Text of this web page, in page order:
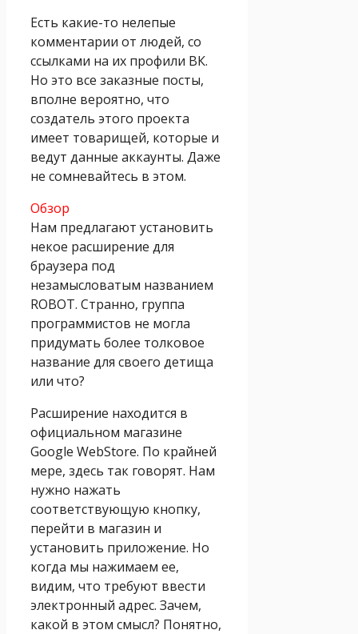
Есть какие-то нелепые
комментарии от людей, со
ссылками на их профили ВК.
Но это все заказные посты,
вполне вероятно, что
создатель этого проекта
имеет товарищей, которые и
ведут данные аккаунты. Даже
не сомневайтесь в этом.
Обзор
Нам предлагают установить
некое расширение для
браузера под
незамысловатым названием
ROBOT. Странно, группа
программистов не могла
придумать более толковое
название для своего детища
или что?
Расширение находится в
официальном магазине
Google WebStore. По крайней
мере, здесь так говорят. Нам
нужно нажать
соответствующую кнопку,
перейти в магазин и
установить приложение. Но
когда мы нажимаем ее,
видим, что требуют ввести
электронный адрес. Зачем,
какой в этом смысл? Понятно,